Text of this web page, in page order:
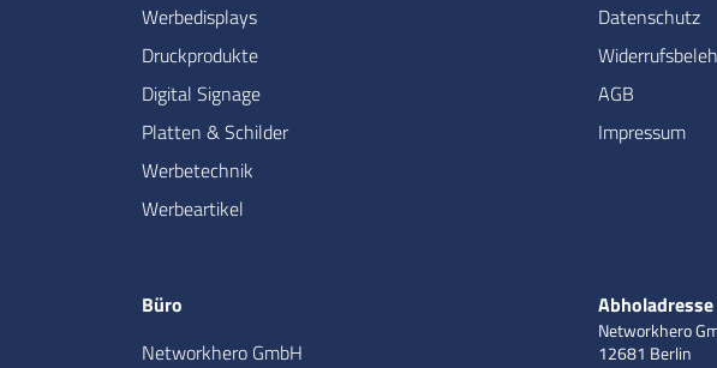
Werbedisplays
Druckprodukte
Digital Signage
Platten & Schilder
Werbetechnik
Werbeartikel
Datenschutz
AGB
Impressum
Büro
Networkhero GmbH
Abholadresse
Networkhero
12681 Berlin